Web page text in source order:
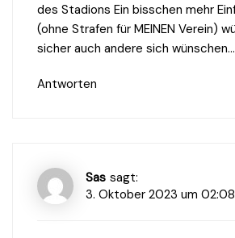
des Stadions Ein bisschen mehr
(ohne Strafen für MEINEN Verein)
sicher auch andere sich wünschen…
Antworten
Sas sagt:
3. Oktober 2023 um